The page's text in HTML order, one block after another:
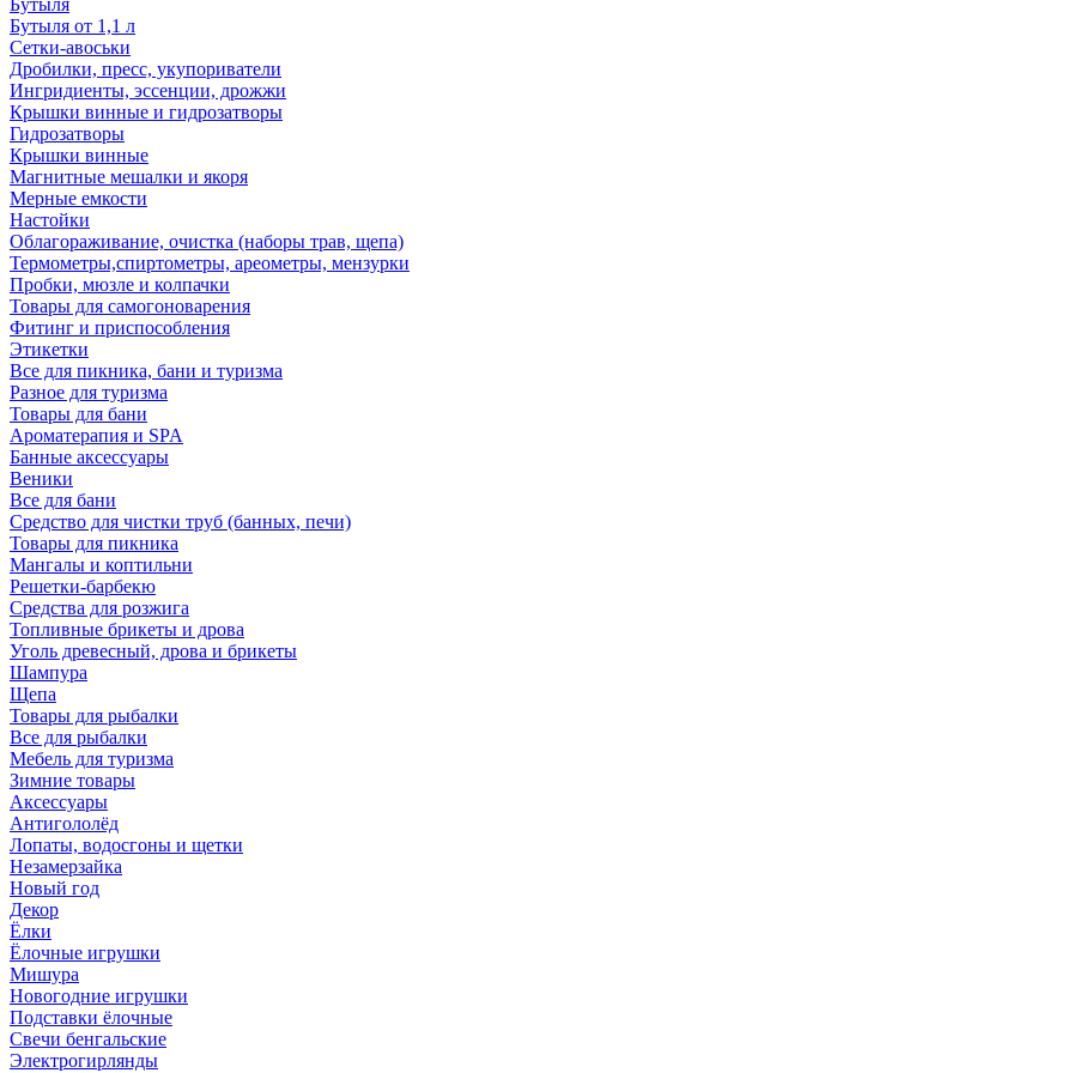
Бутыля
Бутыля от 1,1 л
Сетки-авоськи
Дробилки, пресс, укупориватели
Ингридиенты, эссенции, дрожжи
Крышки винные и гидрозатворы
Гидрозатворы
Крышки винные
Магнитные мешалки и якоря
Мерные емкости
Настойки
Облагораживание, очистка (наборы трав, щепа)
Термометры,спиртометры, ареометры, мензурки
Пробки, мюзле и колпачки
Товары для самогоноварения
Фитинг и приспособления
Этикетки
Все для пикника, бани и туризма
Разное для туризма
Товары для бани
Ароматерапия и SPA
Банные аксессуары
Веники
Все для бани
Средство для чистки труб (банных, печи)
Товары для пикника
Мангалы и коптильни
Решетки-барбекю
Средства для розжига
Топливные брикеты и дрова
Уголь древесный, дрова и брикеты
Шампура
Щепа
Товары для рыбалки
Все для рыбалки
Мебель для туризма
Зимние товары
Аксессуары
Антигололёд
Лопаты, водосгоны и щетки
Незамерзайка
Новый год
Декор
Ёлки
Ёлочные игрушки
Мишура
Новогодние игрушки
Подставки ёлочные
Свечи бенгальские
Электрогирлянды